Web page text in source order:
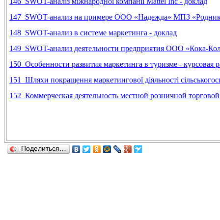
147 SWOT-анализ на примере ООО «Надежда» МПЗ
148 SWOT-анализ в системе маркетинга - доклад
149 SWOT-анализ деятельности предприятия ООО «Кока-
150 Особенности развития маркетинга в туризме - курсовая
151 Шляхи покращення маркетингової діяльності
152 Коммерческая деятельность местной розничной
Поделиться…